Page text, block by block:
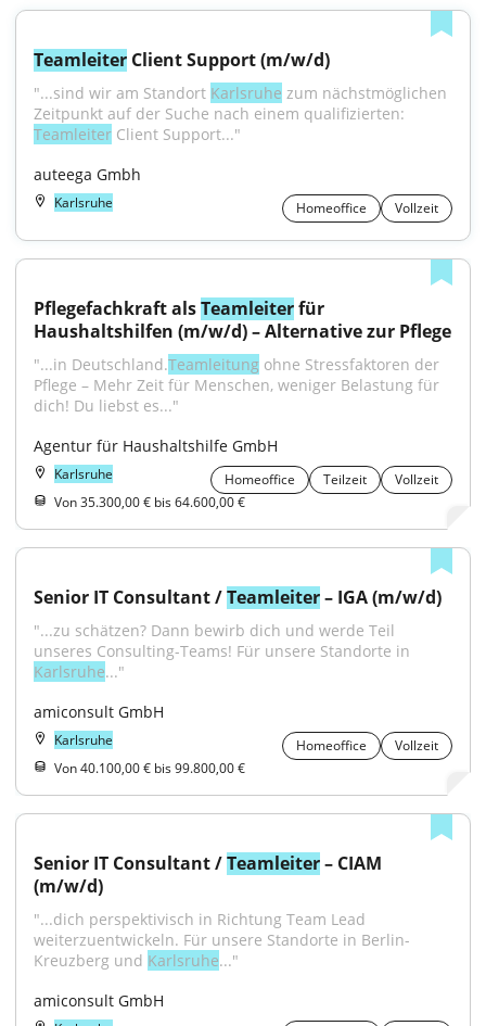
Teamleiter Client Support (m/w/d)
"...sind wir am Standort Karlsruhe zum nächstmöglichen
Teamleiter Client Support..."
auteega Gmbh
Karlsruhe Homeoffice Vollzeit
Pflegefachkraft als Teamleiter für
Haushaltshilfen (m/w/d) – Alternative zur Pflege
"...in Deutschland.Teamleitung ohne Stressfaktoren der
Pflege – Mehr Zeit für Menschen, weniger Belastung für
dich! Du liebst es..."
Agentur für Haushaltshilfe GmbH
Karlsruhe Homeoffice Teilzeit
Vollzeit
Von 35.300,00 € bis 64.600,00 €
Senior IT Consultant / Teamleiter – IGA (m/w/d)
"...zu schätzen? Dann bewirb dich und werde Teil
Karlsruhe..."
amiconsult GmbH
Karlsruhe Homeoffice
Vollzeit
Von 40.100,00 € bis 99.800,00 €
Senior IT Consultant / Teamleiter – CIAM
(m/w/d)
"...dich perspektivisch in Richtung Team Lead
weiterzuentwickeln. Für unsere Standorte in Berlin-
Kreuzberg und Karlsruhe..."
amiconsult GmbH